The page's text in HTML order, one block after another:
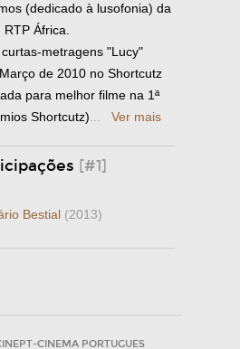
(dedicado à lusofonia) da
RTP África.
metragens "Lucy"
de 2010 no Shortcutz
para melhor filme na 1ª
Shortcutz)
Ver mais
[#1]
Bestial (2013)
CINEMA PORTUGUES